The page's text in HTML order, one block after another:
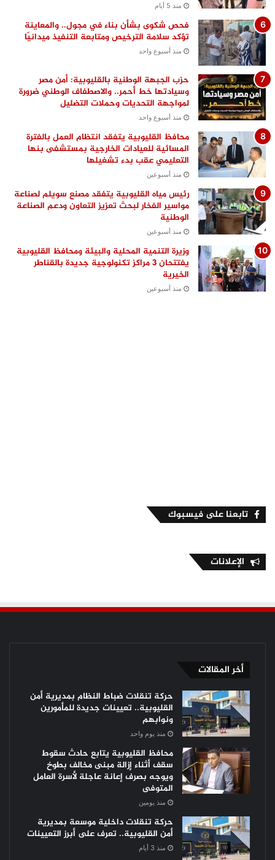
منذ 5 أيام
فحص شكوى بشأن بناء في مجول.. والمعاينة
تؤكد سلامة الترخيص ومتابعة التنفيذ ميدانيًا
منذ أسبوع واحد
حزب الجبهة الوطنية بالقليوبية: أمن مصر
وسيادتها خط أحمر.. والاصطفاف الوطني ضرورة
لمواجهة التحديات وحملات التضليل
منذ أسبوع واحد
محافظ القليوبية يتفقد انتظام العمل بالفترة
المسائية للعيادات الخارجية بمستشفى بنها
التعليمي عقب بدء تشغيلها
منذ أسبوعين
رئيس مياه القليوبية يتفقد مصنع سويلم لصناعة
مواسير الفخار لبحث تعزيز التعاون ودعم الصناعة
الوطنية
منذ أسبوعين
وزيرة التنمية المحلية والبيئة ومحافظ القليوبية
يفتتحان 3 مراكز تكنولوجية جديدة بالقناطر
الخيرية
منذ أسبوعين
تابعنا على فيسبوك
الإعلانات
أخر المقالات
حركة تنقلات ضباط النظام بمديرية أمن
القليوبية.. تعيينات جديدة للمأمورين
ونوابهم
منذ يوم واحد
محافظ القليوبية يتابع حادث سقوط
سقف أثناء إزالة مبنى مخالف بطوخ
ويوجه بصرف إعانة عاجلة لأسرة العامل
المتوفى
منذ يومين
حركة تنقلات داخلية موسعة بمديرية
أمن القليوبية.. تعرف على أبرز التعيينات
منذ 3 أيام